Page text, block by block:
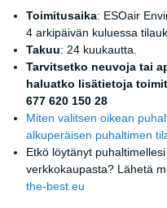
Toimitusaika: ESOair
4 arkipäivän kuluessa
Takuu: 24 kuukautta.
Tarvitsetko neuvoja tai
haluatko lisätietoja
677 620 150 28
Miten valitsen oikean
alkuperäisen puhaltimen
Etkö löytänyt
verkkokaupasta? Lähetä
the-best.eu